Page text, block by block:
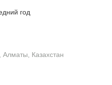
год
Казахстан